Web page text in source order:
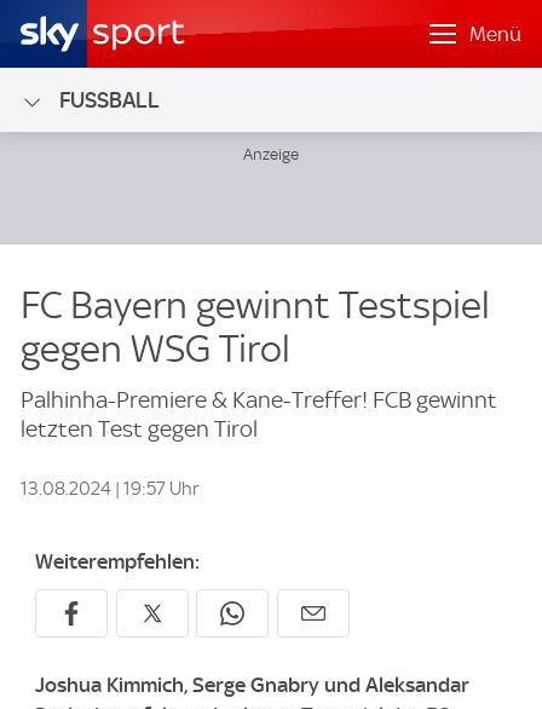
Menü
FUSSBALL
FC Bayern gewinnt Testspiel
gegen WSG Tirol
Palhinha-Premiere & Kane-Treffer! FCB gewinnt
letzten Test gegen Tirol
13.08.2024 | 19:57 Uhr
Weiterempfehlen:
Joshua Kimmich, Serge Gnabry und Aleksandar